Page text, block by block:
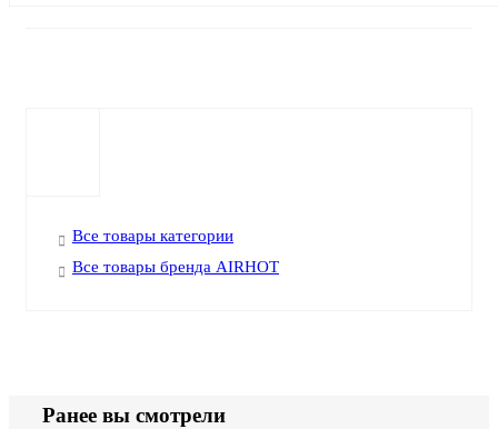
Все товары категории
Все товары бренда AIRHOT
Ранее вы смотрели